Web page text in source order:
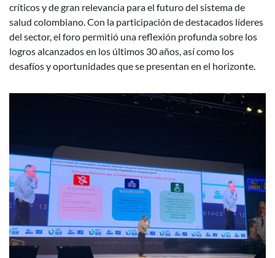
críticos y de gran relevancia para el futuro del sistema de
salud colombiano. Con la participación de destacados líderes
del sector, el foro permitió una reflexión profunda sobre los
logros alcanzados en los últimos 30 años, así como los
desafíos y oportunidades que se presentan en el horizonte.